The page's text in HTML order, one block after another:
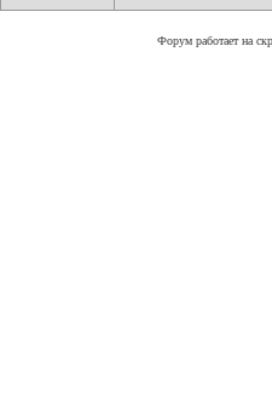
Форум работает на